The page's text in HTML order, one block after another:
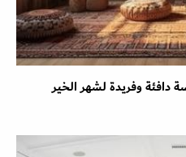
دافئة وفريدة لشهر الخير